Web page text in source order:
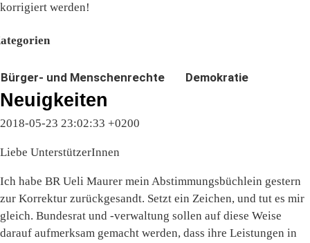
korrigiert werden!
Bürger- und Menschenrechte Demokratie
Neuigkeiten
2018-05-23 23:02:33 +0200
Liebe UnterstützerInnen
Ich habe BR Ueli Maurer mein Abstimmungsbüchlein gestern
zur Korrektur zurückgesandt. Setzt ein Zeichen, und tut es mir
gleich. Bundesrat und -verwaltung sollen auf diese Weise
darauf aufmerksam gemacht werden, dass ihre Leistungen in